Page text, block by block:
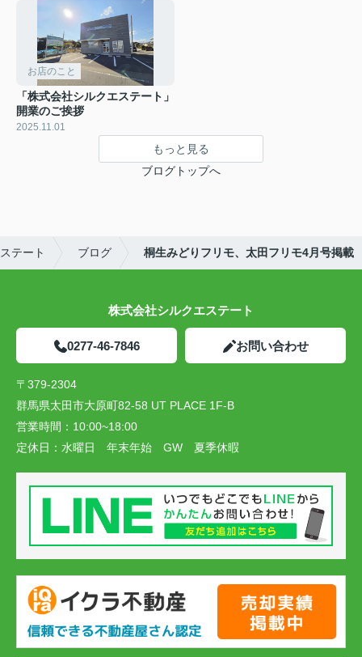
お店のこと
「株式会社シルクエステート」
開業のご挨拶
2025.11.01
もっと見る
ブログトップへ
テート ブログ 桐生みどりフリモ、太田フリモ4月号掲載
株式会社シルクエステート
0277-46-7846 お問い合わせ
〒379-2304
群馬県太田市大原町82-58 UT PLACE 1F-B
営業時間： 10:00~18:00
定休日： 水曜日 年末年始 GW 夏季休暇